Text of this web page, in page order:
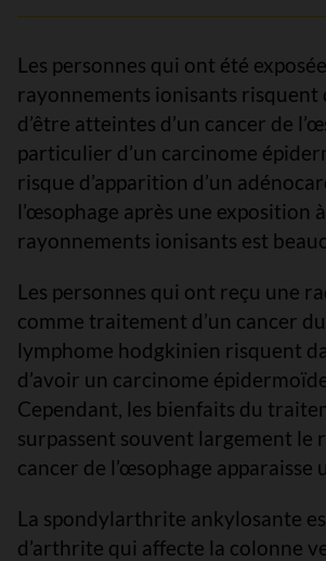
Les personnes qui ont été
rayonnements ionisants risquent
d’être atteintes d’un cancer de
particulier d’un carcinome
risque d’apparition d’un
l’œsophage après une exposition
rayonnements ionisants est
Les personnes qui ont reçu une
comme traitement d’un cancer du
lymphome hodgkinien risquent
d’avoir un carcinome
Cependant, les bienfaits du
surpassent souvent largement le
cancer de l’œsophage apparaisse
La spondylarthrite ankylosante
d’arthrite qui affecte la colonne